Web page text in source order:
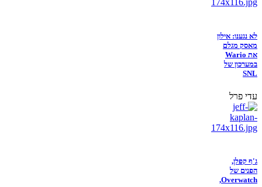
לא נגענו: אילון
מאסק מגלם
את Wario
במערכון של
SNL
עדי פרל
ג'ף קפלן,
הפנים של
Overwatch,